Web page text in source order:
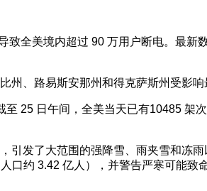
全美境内超过 90 万用户断电。最新
、路易斯安那州和得克萨斯州受影响
25 日午间，全美当天已有10485 架
发了大范围的强降雪、雨夹雪和冻
口约 3.42 亿人），并警告严寒可能致命